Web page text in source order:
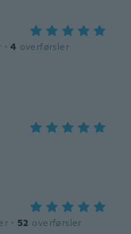
· 4 overførsler
· 52 overførsler